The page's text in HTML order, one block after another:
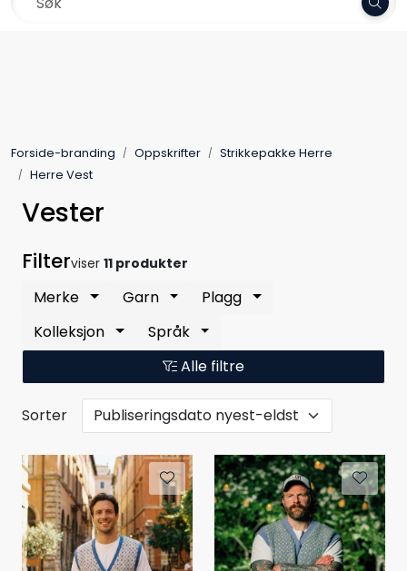
Skip to main content
Forside-branding Oppskrifter
Strikkepakke Herre
Herre Vest
Vester
Filterviser 11 produkter
Merke Garn
Plagg
Kolleksjon
Språk
Alle filtre
Sorter
Kolleksjoner
Pinner og tilbehør
Gavekort
Outlet